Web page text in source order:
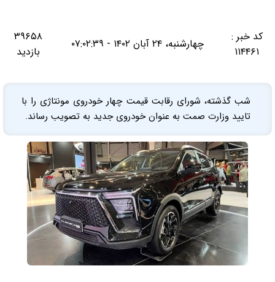
کد خبر :
۱۱۴۴۶۱
چهارشنبه، ۲۴ آبان ۱۴۰۲ - ۰۷:۰۲:۳۹
۳۹۶۵۸
بازدید
شب گذشته، شورای رقابت قیمت چهار خودروی مونتاژی را با
تایید وزارت صمت به عنوان خودروی جدید به تصویب رساند.